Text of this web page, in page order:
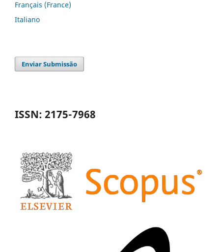
Français (France)
Italiano
Enviar Submissão
ISSN: 2175-7968